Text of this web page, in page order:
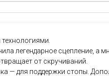
легендарное сцепление, а
от скручиваний.
— для поддержки стопы.